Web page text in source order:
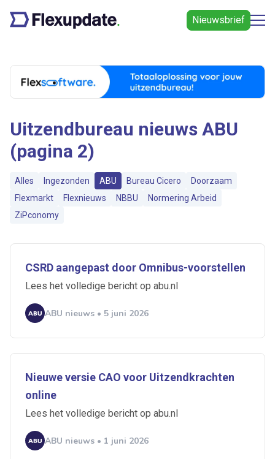
Nieuwsbrief
Uitzendbureau nieuws ABU
(pagina 2)
Alles Ingezonden ABU Bureau Cicero
Doorzaam
Flexmarkt
Flexnieuws NBBU
Normering Arbeid
ZiPconomy
CSRD aangepast door Omnibus-voorstellen
Lees het volledige bericht op abu.nl
ABU nieuws • 5 juni 2026
Nieuwe versie CAO voor Uitzendkrachten
online
Lees het volledige bericht op abu.nl
ABU nieuws • 1 juni 2026